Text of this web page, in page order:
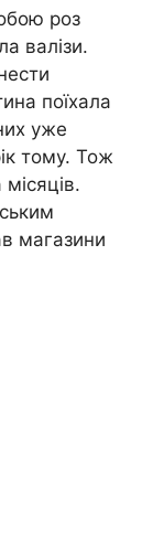
роз
валізи.
поїхала
уже
тому. Тож
магазини